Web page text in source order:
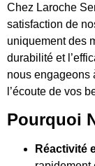
Chez Laroche
satisfaction de
uniquement des
durabilité et
nous engageons
l’écoute de vos
Pourquoi
Réactivité